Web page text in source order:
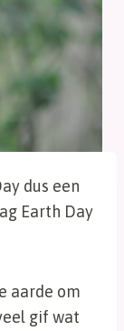
dus een
Earth Day
aarde om
gif wat